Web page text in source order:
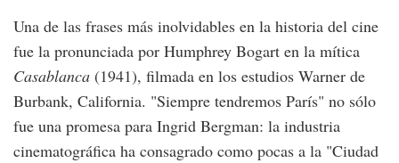
Una de las frases más inolvidables en la historia del cine
fue la pronunciada por Humphrey Bogart en la mítica
Casablanca (1941), filmada en los estudios Warner de
Burbank, California. "Siempre tendremos París" no sólo
fue una promesa para Ingrid Bergman: la industria
cinematográfica ha consagrado como pocas a la "Ciudad